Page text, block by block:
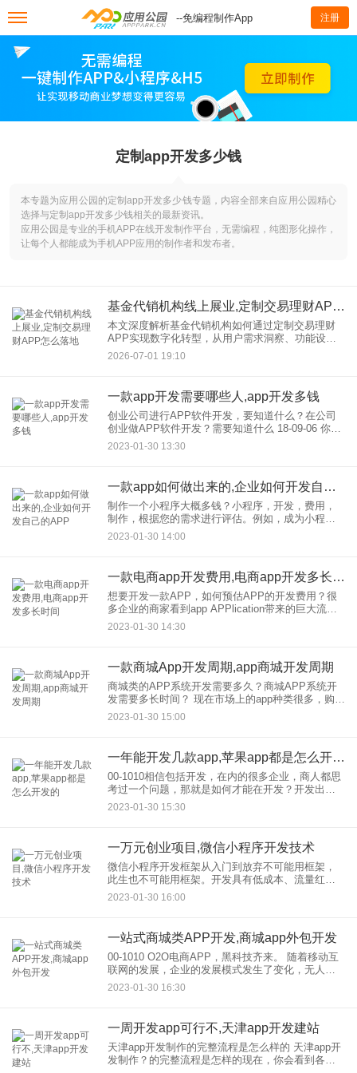
--免编程制作App 注册
定制app开发多少钱
本专题为应用公园的定制app开发多少钱专题，内容全部来自应用公园精心
选择与定制app开发多少钱相关的最新资讯。
应用公园是专业的手机APP在线开发制作平台，无需编程，纯图形化操作，
让每个人都能成为手机APP应用的制作者和发布者。
基金代销机构线上展业,定制交易理财APP怎么落地
本文深度解析基金代销机构如何通过定制交易理财
APP实现数字化转型，从用户需求洞察、功能设
计、技术实现到合规运营，提供一站式落地指南，
助力机构抢占线上财富管理新赛道。 一、行业背
2026-07-01 19:10
一款app开发需要哪些人,app开发多钱
创业公司进行APP软件开发，要知道什么？在公司
创业做APP软件开发？需要知道什么 18-09-06 你是
否经常有许多独特的想法来制作一个独特的产品，
但尽管你非常有动力，你却没有办法开始？
2023-01-30 13:30
一款app如何做出来的,企业如何开发自己的APP
制作一个小程序大概多钱？小程序，开发，费用，
制作，根据您的需求进行评估。例如，成为小程
序，官网，一般只有10天或20天。如果你是一个复
杂的商城，可能需要一个月左右的时间。 如何判断
2023-01-30 14:00
一款电商app开发费用,电商app开发多长时间
想要开发一款APP，如何预估APP的开发费用？很
多企业的商家看到app APPlication带来的巨大流
量，然后都想在开发，用自己的一款APP拓展线上
2023-01-30 14:30
一款商城App开发周期,app商城开发周期
商城类的APP系统开发需要多久？商城APP系统开
发需要多长时间？ 现在市场上的app种类很多，购物
app也越来越多。每个企业都需要一款应用来销售自
己的产品，有些购物应用是针对垂直行业的，比如
2023-01-30 15:00
一年能开发几款app,苹果app都是怎么开发的
00-1010相信包括开发，在内的很多企业，商人都思
考过一个问题，那就是如何才能在开发？开发出一
款成功的APPle App软件今天，易赛科技的APPle
App软件开发，的技术总监，结合自己在开发
2023-01-30 15:30
一万元创业项目,微信小程序开发技术
微信小程序开发框架从入门到放弃不可能用框架，
此生也不可能用框架。开发具有低成本、流量红
利、低推广成本等特点。公司的许多创业项目会更
喜欢小程序来试水。小程序开发太热了，迫使前端
2023-01-30 16:00
一站式商城类APP开发,商城app外包开发
00-1010 O2O电商APP，黑科技齐来。 随着移动互
联网的发展，企业的发展模式发生了变化，无人超
市已经出现。如果以前的营销模式不改变，马上就
会被社会淘汰。O2O伴随着时代的步伐而来。接下
2023-01-30 16:30
一周开发app可行不,天津app开发建站
天津app开发制作的完整流程是怎么样的 天津app开
发制作？的完整流程是怎样的现在，你会看到各种